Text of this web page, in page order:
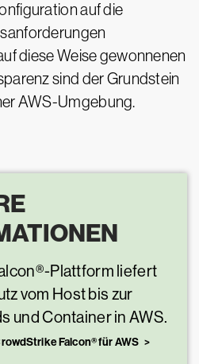
auf die
diese Weise gewonnenen
sind der Grundstein
AWS-Umgebung.
Plattform liefert
vom Host bis zur
und Container in AWS.
Falcon® für AWS